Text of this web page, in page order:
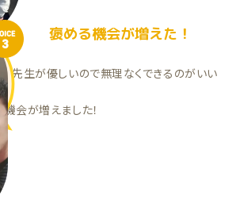
3
褒める機会が増えた！
先生が優しいので無理なくできるのがいい
会が増えました！